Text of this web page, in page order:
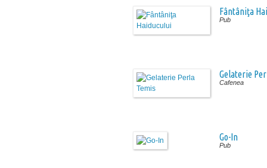
Fântâniţa
Pub
Gelaterie
Cafenea
Go-In
Pub